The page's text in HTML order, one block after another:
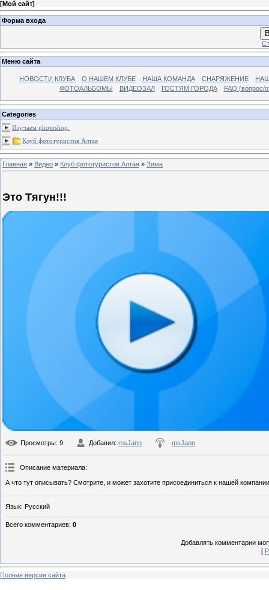
[Мой сайт]
Форма входа
Меню сайта
НОВОСТИ КЛУБА О НАШЕМ КЛУБЕ НАША КОМАНДА СНАРЯЖЕНИЕ
ФОТОАЛЬБОМЫ
ВИДЕОЗАЛ ГОСТЯМ ГОРОДА FAQ (вопрос/
Categories
Изучаем photoshop.
Клуб фототуристов Алтая
Главная » Видео » Клуб фототуристов Алтая » Зима
Это Тягун!!!
Просмотры: 9 Добавил: msJann msJann
Описание материала:
А что тут описывать? Смотрите, и может захотите присоединиться к нашей
Язык: Русский
Всего комментариев: 0
Добавлять комментарии
[
Полная версия сайта